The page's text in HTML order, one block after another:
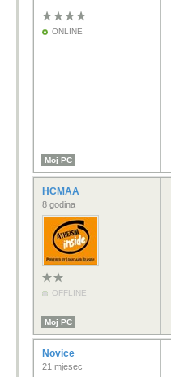
ONLINE
Moj PC
HCMAA
8 godina
OFFLINE
Moj PC
Novice
21 mjesec